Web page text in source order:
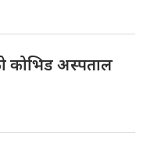
कोभिड अस्पताल